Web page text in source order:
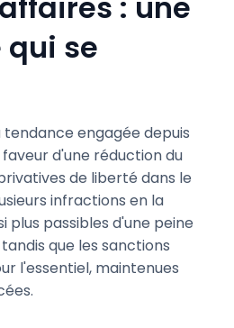
se
engagée depuis
d'une réduction du
de liberté dans le
infractions en la
plus passibles d'une peine
que les sanctions
l'essentiel, maintenues